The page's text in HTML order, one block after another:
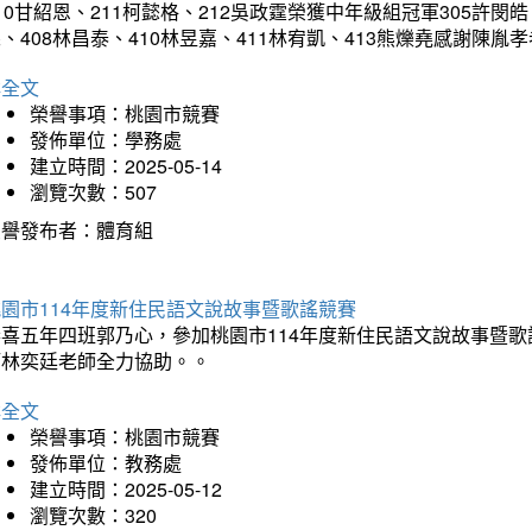
甘紹恩、211柯懿格、212吳政霆榮獲中年級組冠軍305許閔
408林昌泰、410林昱嘉、411林宥凱、413熊爍堯感謝陳胤
文
榮譽事項：桃園市競賽
發佈單位：學務處
建立時間：2025-05-14
瀏覽次數：507
發布者：體育組
市114年度新住民語文說故事暨歌謠競賽
五年四班郭乃心，參加桃園市114年度新住民語文說故事暨
奕廷老師全力協助。。
文
榮譽事項：桃園市競賽
發佈單位：教務處
建立時間：2025-05-12
瀏覽次數：320